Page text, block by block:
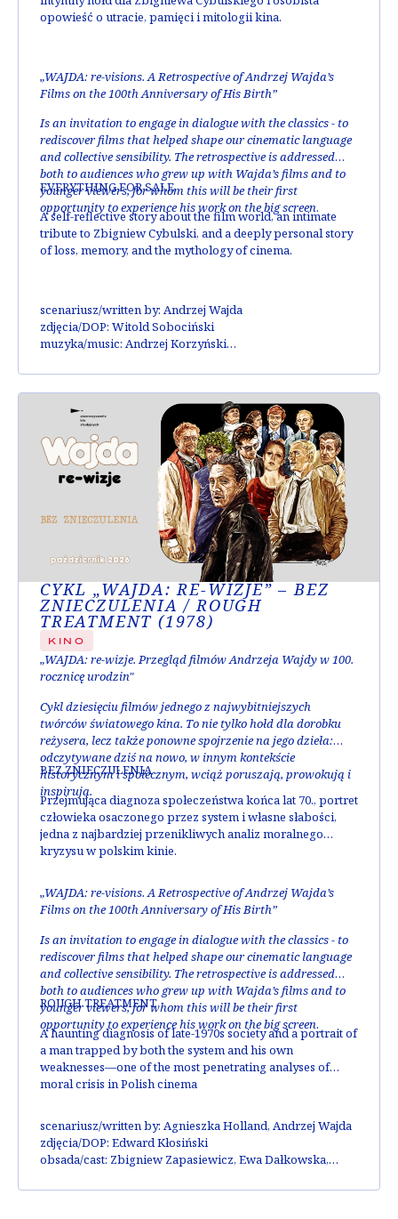
opowieść o utracie, pamięci i mitologii kina.
„WAJDA: re-visions. A Retrospective of Andrzej Wajda’s
Films on the 100th Anniversary of His Birth”
Is an invitation to engage in dialogue with the classics - to
rediscover films that helped shape our cinematic language
and collective sensibility. The retrospective is addressed
both to audiences who grew up with Wajda’s films and to
younger viewers, for whom this will be their first
opportunity to experience his work on the big screen.
EVERYTHING FOR SALE
A self-reflective story about the film world, an intimate
tribute to Zbigniew Cybulski, and a deeply personal story
of loss, memory, and the mythology of cinema.
scenariusz/written by: Andrzej Wajda
zdjęcia/DOP: Witold Sobociński
muzyka/music: Andrzej Korzyński
Czyżewska, Daniel Olbrychski
nagrody/awards:Syrenka Warszawska / Warsaw Mermaid
na MFF w Łagowie
CYKL „WAJDA: RE-WIZJE” – BEZ
ZNIECZULENIA / ROUGH
TREATMENT (1978)
KINO
„WAJDA: re-wizje. Przegląd filmów Andrzeja Wajdy w 100.
rocznicę urodzin"
Cykl dziesięciu filmów jednego z najwybitniejszych
twórców światowego kina. To nie tylko hołd dla dorobku
reżysera, lecz także ponowne spojrzenie na jego dzieła:
odczytywane dziś na nowo, w innym kontekście
historycznym i społecznym, wciąż poruszają, prowokują i
inspirują.
BEZ ZNIECZULENIA
Przejmująca diagnoza społeczeństwa końca lat 70., portret
człowieka osaczonego przez system i własne słabości,
jedna z najbardziej przenikliwych analiz moralnego
kryzysu w polskim kinie.
„WAJDA: re-visions. A Retrospective of Andrzej Wajda’s
Films on the 100th Anniversary of His Birth”
Is an invitation to engage in dialogue with the classics - to
rediscover films that helped shape our cinematic language
and collective sensibility. The retrospective is addressed
both to audiences who grew up with Wajda’s films and to
younger viewers, for whom this will be their first
opportunity to experience his work on the big screen.
ROUGH TREATMENT
A haunting diagnosis of late-1970s society and a portrait of
a man trapped by both the system and his own
weaknesses—one of the most penetrating analyses of
moral crisis in Polish cinema
scenariusz/written by: Agnieszka Holland, Andrzej Wajda
zdjęcia/DOP: Edward Kłosiński
obsada/cast: Zbigniew Zapasiewicz, Ewa Dałkowska,
nagrody/awards: Złote Lwy / Golden Lions na FPFF w